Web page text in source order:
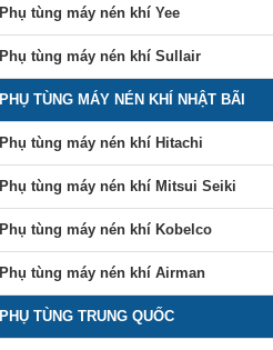
Phụ tùng máy nén khí Yee
Phụ tùng máy nén khí Sullair
PHỤ TÙNG MÁY NÉN KHÍ NHẬT BÃI
Phụ tùng máy nén khí Hitachi
Phụ tùng máy nén khí Mitsui Seiki
Phụ tùng máy nén khí Kobelco
Phụ tùng máy nén khí Airman
PHỤ TÙNG TRUNG QUỐC